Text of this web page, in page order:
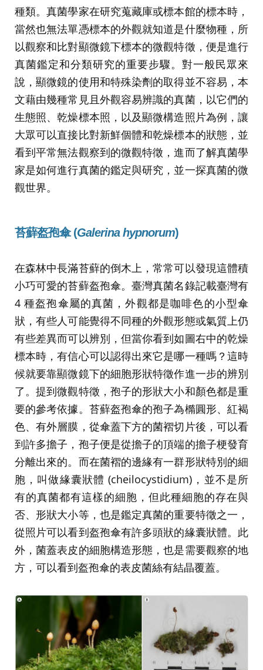
種類。真菌學家在研究蒐藏庫或標本館的標本時，
當然也無法單憑標本的外觀就知道是什麼物種，所
以觀察和比對顯微鏡下標本的微觀特徵，便是進行
真菌鑑定和分類研究的重要步驟。對一般民眾來
說，顯微鏡的使用和特殊染劑的取得並不容易，本
文藉由幾種常見且外觀容易辨識的真菌，以它們的
生態照、乾燥標本照，以及顯微構造照片為例，讓
大眾可以直接比對新鮮個體和乾燥標本的狀態，並
看到平常無法觀察到的微觀特徵，進而了解真菌學
家是如何進行真菌的鑑定與研究，並一探真菌的微
觀世界。
苔蘚盔孢傘 (Galerina hypnorum)
在森林中長滿苔蘚的倒木上，常常可以發現這體積
小巧可愛的苔蘚盔孢傘。臺灣真菌名錄記載臺灣有
4 種盔孢傘屬的真菌，外觀都是咖啡色的小型傘
狀，有些人可能覺得不同種的外觀形態或氣質上仍
有些差異而可以辨別，但當你看到如圖右中的乾燥
標本時，有信心可以認得出來它是哪一種嗎？這時
候就要靠顯微鏡下的細胞形狀特徵作進一步的辨別
了。提到微觀特徵，孢子的形狀大小和顏色都是重
要的參考依據。苔蘚盔孢傘的孢子為橢圓形、紅褐
色、有外層膜，從傘蓋下方的菌褶切片後，可以看
到許多擔子，孢子便是從擔子的頂端的擔子梗發育
分離出來的。而在菌褶的邊緣有一群形狀特別的細
胞，叫做緣囊狀體 (cheilocystidium)，並不是所
有的真菌都有這樣的細胞，但此種細胞的存在與
否、形狀大小等，也是鑑定真菌的重要特徵之一，
從照片可以看到盔孢傘有許多頭狀的緣囊狀體。此
外，菌蓋表皮的細胞構造形態，也是需要觀察的地
方，可以看到盔孢傘的表皮菌絲有結晶覆蓋。